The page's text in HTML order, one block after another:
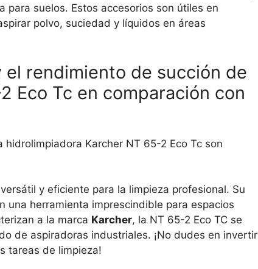
suelos. Estos accesorios son útiles en
polvo, suciedad y líquidos en áreas
rendimiento de succión de
Eco Tc en comparación con
hidrolimpiadora Karcher NT 65-2 Eco Tc son
y eficiente para la limpieza profesional. Su
una herramienta imprescindible para espacios
a la marca Karcher, la NT 65-2 Eco TC se
de aspiradoras industriales. ¡No dudes en invertir
tareas de limpieza!